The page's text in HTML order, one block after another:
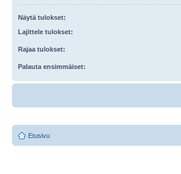
Näytä tulokset:
Lajittele tulokset:
Rajaa tulokset:
Palauta ensimmäiset:
Etusivu